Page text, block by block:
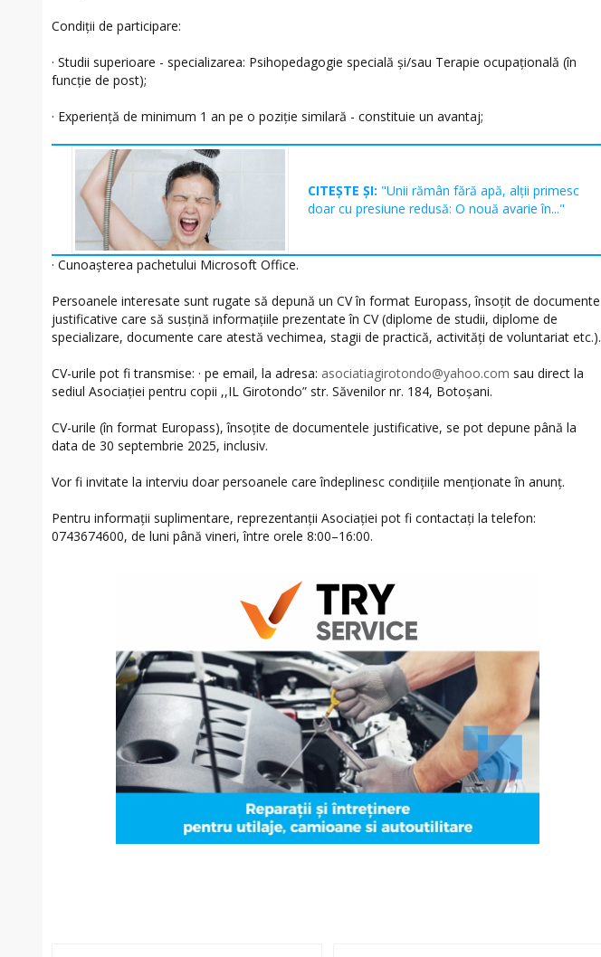
Condiții de participare:
· Studii superioare - specializarea: Psihopedagogie specială și/sau Terapie ocupațională (în
funcție de post);
· Experiență de minimum 1 an pe o poziție similară - constituie un avantaj;
CITEȘTE ȘI: "Unii rămân fără apă, alții primesc
doar cu presiune redusă: O nouă avarie în..."
· Cunoașterea pachetului Microsoft Office.
Persoanele interesate sunt rugate să depună un CV în format Europass, însoțit de documente
justificative care să susțină informațiile prezentate în CV (diplome de studii, diplome de
specializare, documente care atestă vechimea, stagii de practică, activități de voluntariat etc.).
CV-urile pot fi transmise: · pe email, la adresa: asociatiagirotondo@yahoo.com sau direct la
sediul Asociației pentru copii ,,IL Girotondo” str. Săvenilor nr. 184, Botoșani.
CV-urile (în format Europass), însoțite de documentele justificative, se pot depune până la
data de 30 septembrie 2025, inclusiv.
Vor fi invitate la interviu doar persoanele care îndeplinesc condițiile menționate în anunț.
Pentru informații suplimentare, reprezentanții Asociației pot fi contactați la telefon:
0743674600, de luni până vineri, între orele 8:00–16:00.